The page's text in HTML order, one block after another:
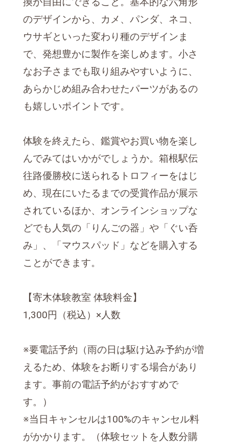
のデザインから、カメ、パンダ、ネコ、
ウサギといった変わり種のデザインま
で、発想豊かに製作を楽しめます。小さ
なお子さまでも取り組みやすいように、
あらかじめ組み合わせたパーツがあるの
も嬉しいポイントです。
体験を終えたら、鑑賞やお買い物を楽し
んでみてはいかがでしょうか。箱根駅伝
往路優勝校に送られるトロフィーをはじ
め、現在にいたるまでの受賞作品が展示
されているほか、オンラインショップな
どでも人気の「りんごの器」や「ぐい呑
み」、「マウスパッド」などを購入する
ことができます。
【寄木体験教室 体験料金】
1,300円（税込）×人数
※要電話予約（雨の日は駆け込み予約が増
えるため、体験をお断りする場合があり
ます。事前の電話予約がおすすめで
す。）
※当日キャンセルは100%のキャンセル料
がかかります。（体験セットを人数分購